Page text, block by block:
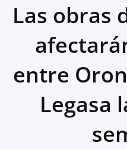
Las obras
entre
Legasa